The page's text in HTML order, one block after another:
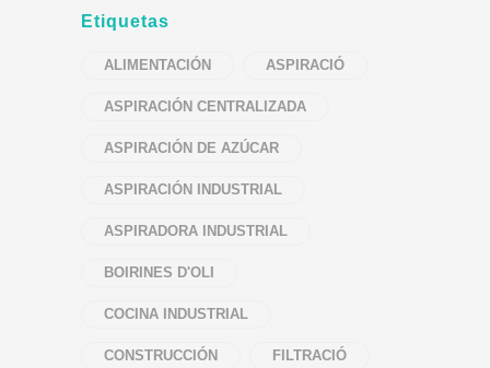
Etiquetas
ALIMENTACIÓN ASPIRACIÓ
ASPIRACIÓN CENTRALIZADA
ASPIRACIÓN DE AZÚCAR
ASPIRACIÓN INDUSTRIAL
ASPIRADORA INDUSTRIAL
BOIRINES D'OLI
COCINA INDUSTRIAL
CONSTRUCCIÓN FILTRACIÓ